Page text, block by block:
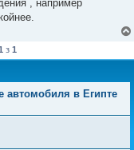
, например
з 1
автомобиля в Египте